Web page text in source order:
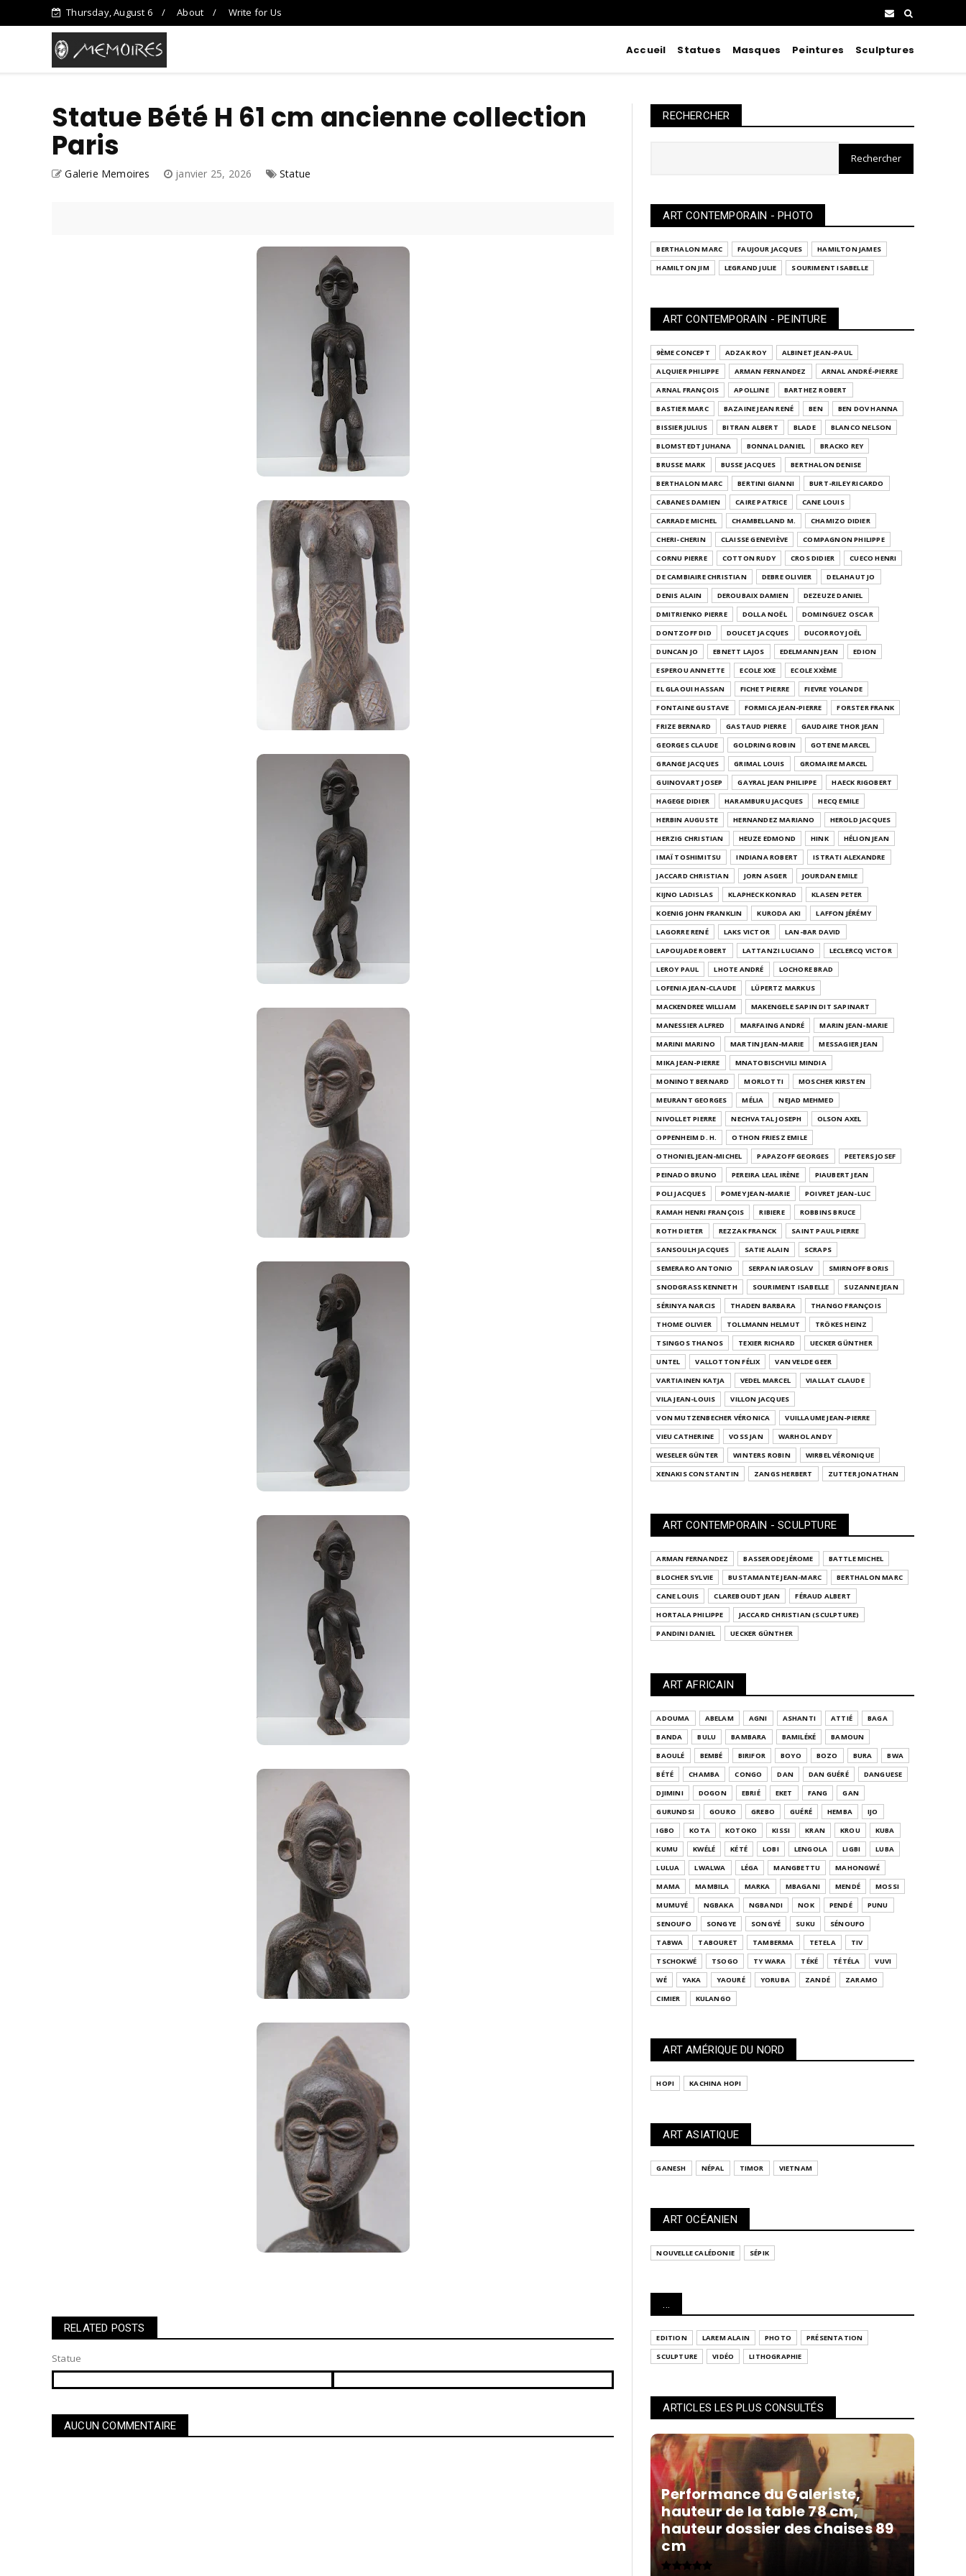
Thursday, August 6 About Write for Us
Accueil Statues Masques Peintures Sculptures
Statue Bété H 61 cm ancienne collection
Paris
Galerie Memoires janvier 25, 2026 Statue
RELATED POSTS
Statue
AUCUN COMMENTAIRE
RECHERCHER
ART CONTEMPORAIN - PHOTO
BERTHALON MARC FAUJOUR JACQUES
HAMILTON JAMES
HAMILTON JIM
LEGRAND JULIE SOURIMENT ISABELLE
ART CONTEMPORAIN - PEINTURE
9ÈME CONCEPT ADZAK ROY
ALBINET JEAN-PAUL
ALQUIER PHILIPPE
ARMAN FERNANDEZ
ARNAL ANDRÉ-PIERRE
ARNAL FRANÇOIS
APOLLINE
BARTHEZ ROBERT
BASTIER MARC
BAZAINE JEAN RENÉ BEN
BEN DOV HANNA
BISSIER JULIUS
BITRAN ALBERT BLADE
BLANCO NELSON
BLOMSTEDT JUHANA
BONNAL DANIEL
BRACKO REY
BRUSSE MARK
BUSSE JACQUES
BERTHALON DENISE
BERTHALON MARC
BERTINI GIANNI
BURT-RILEY RICARDO
CABANES DAMIEN
CAIRE PATRICE
CANE LOUIS
CARRADE MICHEL
CHAMBELLAND M.
CHAMIZO DIDIER
CHERI-CHERIN
CLAISSE GENEVIÈVE
COMPAGNON PHILIPPE
CORNU PIERRE
COTTON RUDY CROS DIDIER
CUECO HENRI
DE CAMBIAIRE CHRISTIAN
DEBRE OLIVIER
DELAHAUT JO
DENIS ALAIN
DEROUBAIX DAMIEN
DEZEUZE DANIEL
DMITRIENKO PIERRE
DOLLA NOËL
DOMINGUEZ OSCAR
DONTZOFF DID
DOUCET JACQUES
DUCORROY JOËL
DUNCAN JO
EBNETT LAJOS EDELMANN JEAN
EDION
ESPEROU ANNETTE
ECOLE XXE
ECOLE XXÈME
EL GLAOUI HASSAN
FICHET PIERRE
FIEVRE YOLANDE
FONTAINE GUSTAVE
FORMICA JEAN-PIERRE
FORSTER FRANK
FRIZE BERNARD
GASTAUD PIERRE
GAUDAIRE THOR JEAN
GEORGES CLAUDE
GOLDRING ROBIN
GOTENE MARCEL
GRANGE JACQUES
GRIMAL LOUIS
GROMAIRE MARCEL
GUINOVART JOSEP
GAYRAL JEAN PHILIPPE
HAECK RIGOBERT
HAGEGE DIDIER
HARAMBURU JACQUES
HECQ EMILE
HERBIN AUGUSTE
HERNANDEZ MARIANO
HEROLD JACQUES
HERZIG CHRISTIAN
HEUZE EDMOND HINK
HÉLION JEAN
IMAÏ TOSHIMITSU
INDIANA ROBERT
ISTRATI ALEXANDRE
JACCARD CHRISTIAN
JORN ASGER
JOURDAN EMILE
KIJNO LADISLAS
KLAPHECK KONRAD
KLASEN PETER
KOENIG JOHN FRANKLIN
KURODA AKI
LAFFON JÉRÉMY
LAGORRE RENÉ
LAKS VICTOR
LAN-BAR DAVID
LAPOUJADE ROBERT
LATTANZI LUCIANO
LECLERCQ VICTOR
LEROY PAUL
LHOTE ANDRÉ
LOCHORE BRAD
LOFENIA JEAN-CLAUDE
LÜPERTZ MARKUS
MACKENDREE WILLIAM
MAKENGELE SAPIN DIT SAPINART
MANESSIER ALFRED
MARFAING ANDRÉ
MARIN JEAN-MARIE
MARINI MARINO
MARTIN JEAN-MARIE
MESSAGIER JEAN
MIKA JEAN-PIERRE
MNATOBISCHVILI MINDIA
MONINOT BERNARD
MORLOTTI
MOSCHER KIRSTEN
MEURANT GEORGES
MÉLIA
NEJAD MEHMED
NIVOLLET PIERRE
NECHVATAL JOSEPH
OLSON AXEL
OPPENHEIM D. H.
OTHON FRIESZ EMILE
OTHONIEL JEAN-MICHEL
PAPAZOFF GEORGES
PEETERS JOSEF
PEINADO BRUNO
PEREIRA LEAL IRÈNE
PIAUBERT JEAN
POLI JACQUES
POMEY JEAN-MARIE
POIVRET JEAN-LUC
RAMAH HENRI FRANÇOIS
RIBIERE
ROBBINS BRUCE
ROTH DIETER
REZZAK FRANCK
SAINT PAUL PIERRE
SANSOULH JACQUES
SATIE ALAIN
SCRAPS
SEMERARO ANTONIO
SERPAN IAROSLAV
SMIRNOFF BORIS
SNODGRASS KENNETH
SOURIMENT ISABELLE
SUZANNE JEAN
SÉRINYA NARCIS
THADEN BARBARA
THANGO FRANÇOIS
THOME OLIVIER
TOLLMANN HELMUT
TRÖKES HEINZ
TSINGOS THANOS
TEXIER RICHARD
UECKER GÜNTHER
UNTEL
VALLOTTON FÉLIX
VAN VELDE GEER
VARTIAINEN KATJA
VEDEL MARCEL
VIALLAT CLAUDE
VILA JEAN-LOUIS
VILLON JACQUES
VON MUTZENBECHER VÉRONICA
VUILLAUME JEAN-PIERRE
VIEU CATHERINE
VOSS JAN
WARHOL ANDY
WESELER GÜNTER
WINTERS ROBIN
WIRBEL VÉRONIQUE
XENAKIS CONSTANTIN
ZANGS HERBERT ZUTTER JONATHAN
ART CONTEMPORAIN - SCULPTURE
ARMAN FERNANDEZ BASSERODE JÉROME
BATTLE MICHEL
BLOCHER SYLVIE
BUSTAMANTE JEAN-MARC
BERTHALON MARC
CANE LOUIS
CLAREBOUDT JEAN
FÉRAUD ALBERT
HORTALA PHILIPPE
JACCARD CHRISTIAN (SCULPTURE)
PANDINI DANIEL
UECKER GÜNTHER
ART AFRICAIN
ADOUMA ABELAM AGNI ASHANTI ATTIÉ
BAGA
BANDA
BULU BAMBARA BAMILÉKÉ
BAMOUN
BAOULÉ
BEMBÉ BIRIFOR BOYO BOZO BURA
BWA
BÉTÉ
CHAMBA CONGO DAN DAN GUÉRÉ
DANGUESE
DJIMINI
DOGON EBRIÉ EKET FANG
GAN
GURUNDSI
GOURO GREBO GUÉRÉ HEMBA
IJO
IGBO
KOTA KOTOKO KISSI KRAN KROU
KUBA
KUMU
KWÉLÉ KÉTÉ LOBI LENGOLA LIGBI
LUBA
LULUA
LWALWA LÉGA MANGBETTU
MAHONGWÉ
MAMA
MAMBILA MARKA MBAGANI MENDÉ
MOSSI
MUMUYÉ
NGBAKA NGBANDI NOK PENDÉ
PUNU
SENOUFO
SONGYE SONGYÉ SUKU
SÉNOUFO
TABWA
TABOURET TAMBERMA TETELA
TIV
TSCHOKWÉ
TSOGO TY WARA TÉKÉ TÉTÉLA
VUVI
WÉ
YAKA YAOURÉ YORUBA ZANDÉ
ZARAMO
CIMIER
KULANGO
ART AMÉRIQUE DU NORD
HOPI KACHINA HOPI
ART ASIATIQUE
GANESH NÉPAL TIMOR VIETNAM
ART OCÉANIEN
NOUVELLE CALÉDONIE SÉPIK
...
EDITION LAREM ALAIN PHOTO
PRÉSENTATION
SCULPTURE
VIDÉO LITHOGRAPHIE
ARTICLES LES PLUS CONSULTÉS
Performance du Galeriste,
hauteur de la table 78 cm,
hauteur dossier des chaises 89
cm